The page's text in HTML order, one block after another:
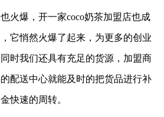
爆，开一家coco奶茶加盟店也成
它悄然火爆了起来，为更多的创业
时我们还具有充足的货源，加盟商
配送中心就能及时的把货品进行补
快速的周转。